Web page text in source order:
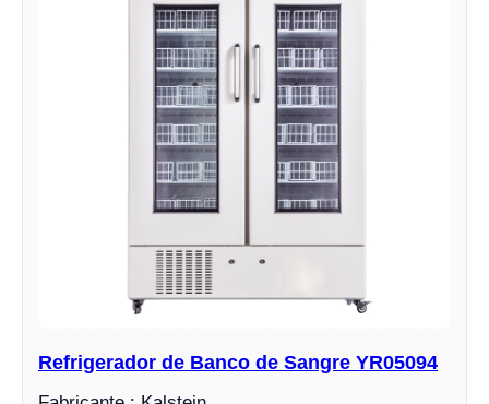
Refrigerador de Banco de Sangre YR05094